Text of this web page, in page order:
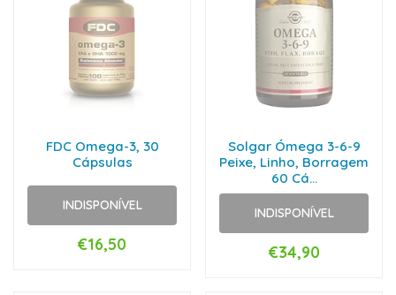
FDC Omega-3, 30
Cápsulas
INDISPONÍVEL
€16,50
Solgar Ómega 3-6-9
Peixe, Linho, Borragem
60 Cá...
INDISPONÍVEL
€34,90